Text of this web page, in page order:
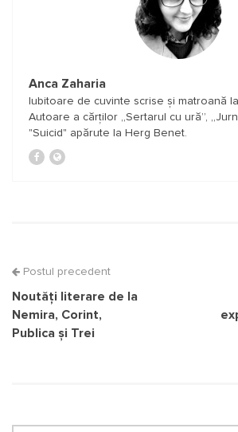
Anca Zaharia
Iubitoare de cuvinte scrise și matroană
Autoare a cărților „Sertarul cu ură”,
"Suicid" apărute la Herg Benet.
Postul precedent
Noutăți literare de la
Nemira, Corint,
Publica și Trei